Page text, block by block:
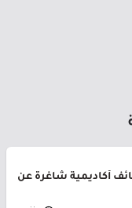
أكاديمية شاغرة عن